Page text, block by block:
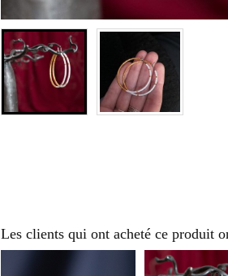
Les clients qui ont acheté ce produit